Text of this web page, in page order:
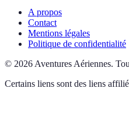
A propos
Contact
Mentions légales
Politique de confidentialité
© 2026 Aventures Aériennes.
Certains liens sont des liens